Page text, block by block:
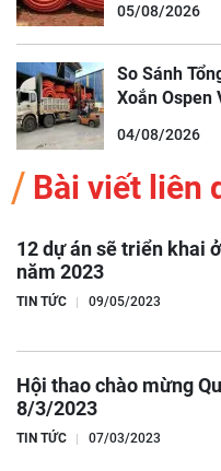
05/08/2026
So Sánh
Xoắn Ospen
04/08/2026
Bài viết liên
12 dự án sẽ triển khai
năm 2023
TIN TỨC 09/05/2023
Hội thao chào mừng
8/3/2023
TIN TỨC 07/03/2023